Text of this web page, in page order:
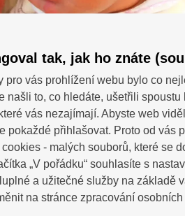
tak, jak ho znáte
pro vás prohlížení webu bylo co
našli to, co hledáte, ušetřili
vás nezajímají. Abyste web
pokaždé přihlašovat. Proto od vás
- malých souborů, které se
„V pořádku“ souhlasíte s
a užitečné služby na základě
na stránce zpracování osobních